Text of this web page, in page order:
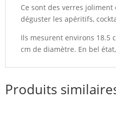
Ce sont des verres
déguster les apéritifs,
Ils mesurent environs 18.5
cm de diamètre. En bel
Produits